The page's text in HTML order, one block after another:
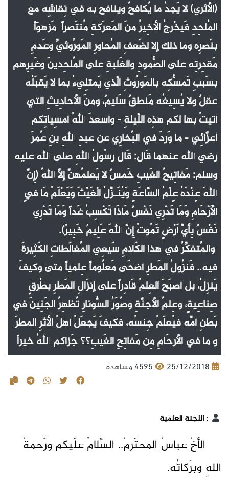
(الأثري) لا يَجدُ ما يُكافحُ وينافح به في نِقاشِه مع
المُلحِدِ فَيخْرجُ الأخِيرُ منَ المَعرَكةِ مُنتَصراً مَزهوّاً
بنَصرِه وما ذلك إلا لضَعفِ المُحاورِ المَورُوثيِّ وعَدمِ
مَقدِرتِه على الصُّمودِ والغَلبةِ على المُلحِدينَ وغَيرِهم
بسَببِ تَمسُّكِه بالمَورُوثِ الَّذي يَمتلِيءُ بما لا يَقبَلُه
عقلٌ ولا يُسِيغُه مَنطقٌ سَليمٌ، ومنَ الأحادِيثِ التي
أتيتُ بها لكم هذِه اللَّيلةِ - وأسعدَ اللهُ أمسِياتِكم
أعزَّائِي - ما وَردَ في البُخارِي عن عبدِ اللهِ بنِ عُمرَ
رضي الله عنهما قَال: قَال رسُولُ اللهِ صلى الله عليه
وسلم: مَفاتِيحُ الغَيبِ خَمسٌ لا يَعلمُهنَّ إلاَّ اللهُ (إِنَّ
اللهَ عِنْدَهُ عِلْمُ السَّاعَةِ وَيُنَـزِّلُ الْغَيْثَ وَيَعْلَمُ مَا فِي
الأَرْحَامِ وَمَا تَدْرِي نَفْسٌ مَاذَا تَكْسِبُ غَداً وَمَا تَدْرِي
نَفْسٌ بِأَيِّ أَرْضٍ تَمُوتُ إِنَّ اللهَ عَلِيمٌ خَبِيرٌ).
والمُتفكِّرُ في هذا الكَلامِ سَيعِي المُغالَطاتِ الكَثِيرةَ
فيه.. فَنزُولُ المَطرِ أضحَى مَعلُوماً عِلمياً متى وكيفَ
يَنزِلُ، بل أصبَحَ العِلمُ قَادِراً على إنزَالِ المَطرِ بطُرقٍ
صِناعِيةٍ، وعِلمُ الأجنَّةِ وصُوَرُ السُّونارِ تُظهِرُ الجَنِينَ في
بَطنِ أمِّه فيُعلَمُ جِنسُه، فكيفَ يَجعَلُ أهلُ الأثرِ المطرَ
و ما في الأرحَامِ مِن مَفاتِحِ الغَيبِ؟؟ جَزاكم اللهُ خيراً
25/12/2018 4595 مشاهدة
:اللجنة العلمية
الأخُ عباسُ المحتَرمُ.. السَّلامُ علَيكم ورَحمةُ
اللهِ وبرَكاتُه.